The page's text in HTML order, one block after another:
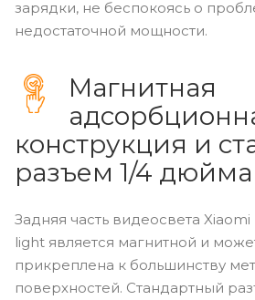
зарядки, не беспокоясь о
недостаточной мощности.
Магнитная
конструкция и
разъем 1/4 дюйма
Задняя часть видеосвета
light является магнитной и
прикреплена к большинству
поверхностей. Стандартный